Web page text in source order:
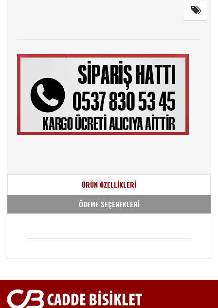
ÜRÜN ÖZELLİKLERİ
ÖDEME SEÇENEKLERİ